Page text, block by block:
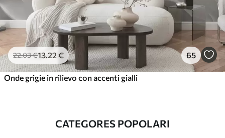
22.03€13 .22 € 65
Onde grigie in rilievo con accenti gialli
CATEGORES POPOLARI